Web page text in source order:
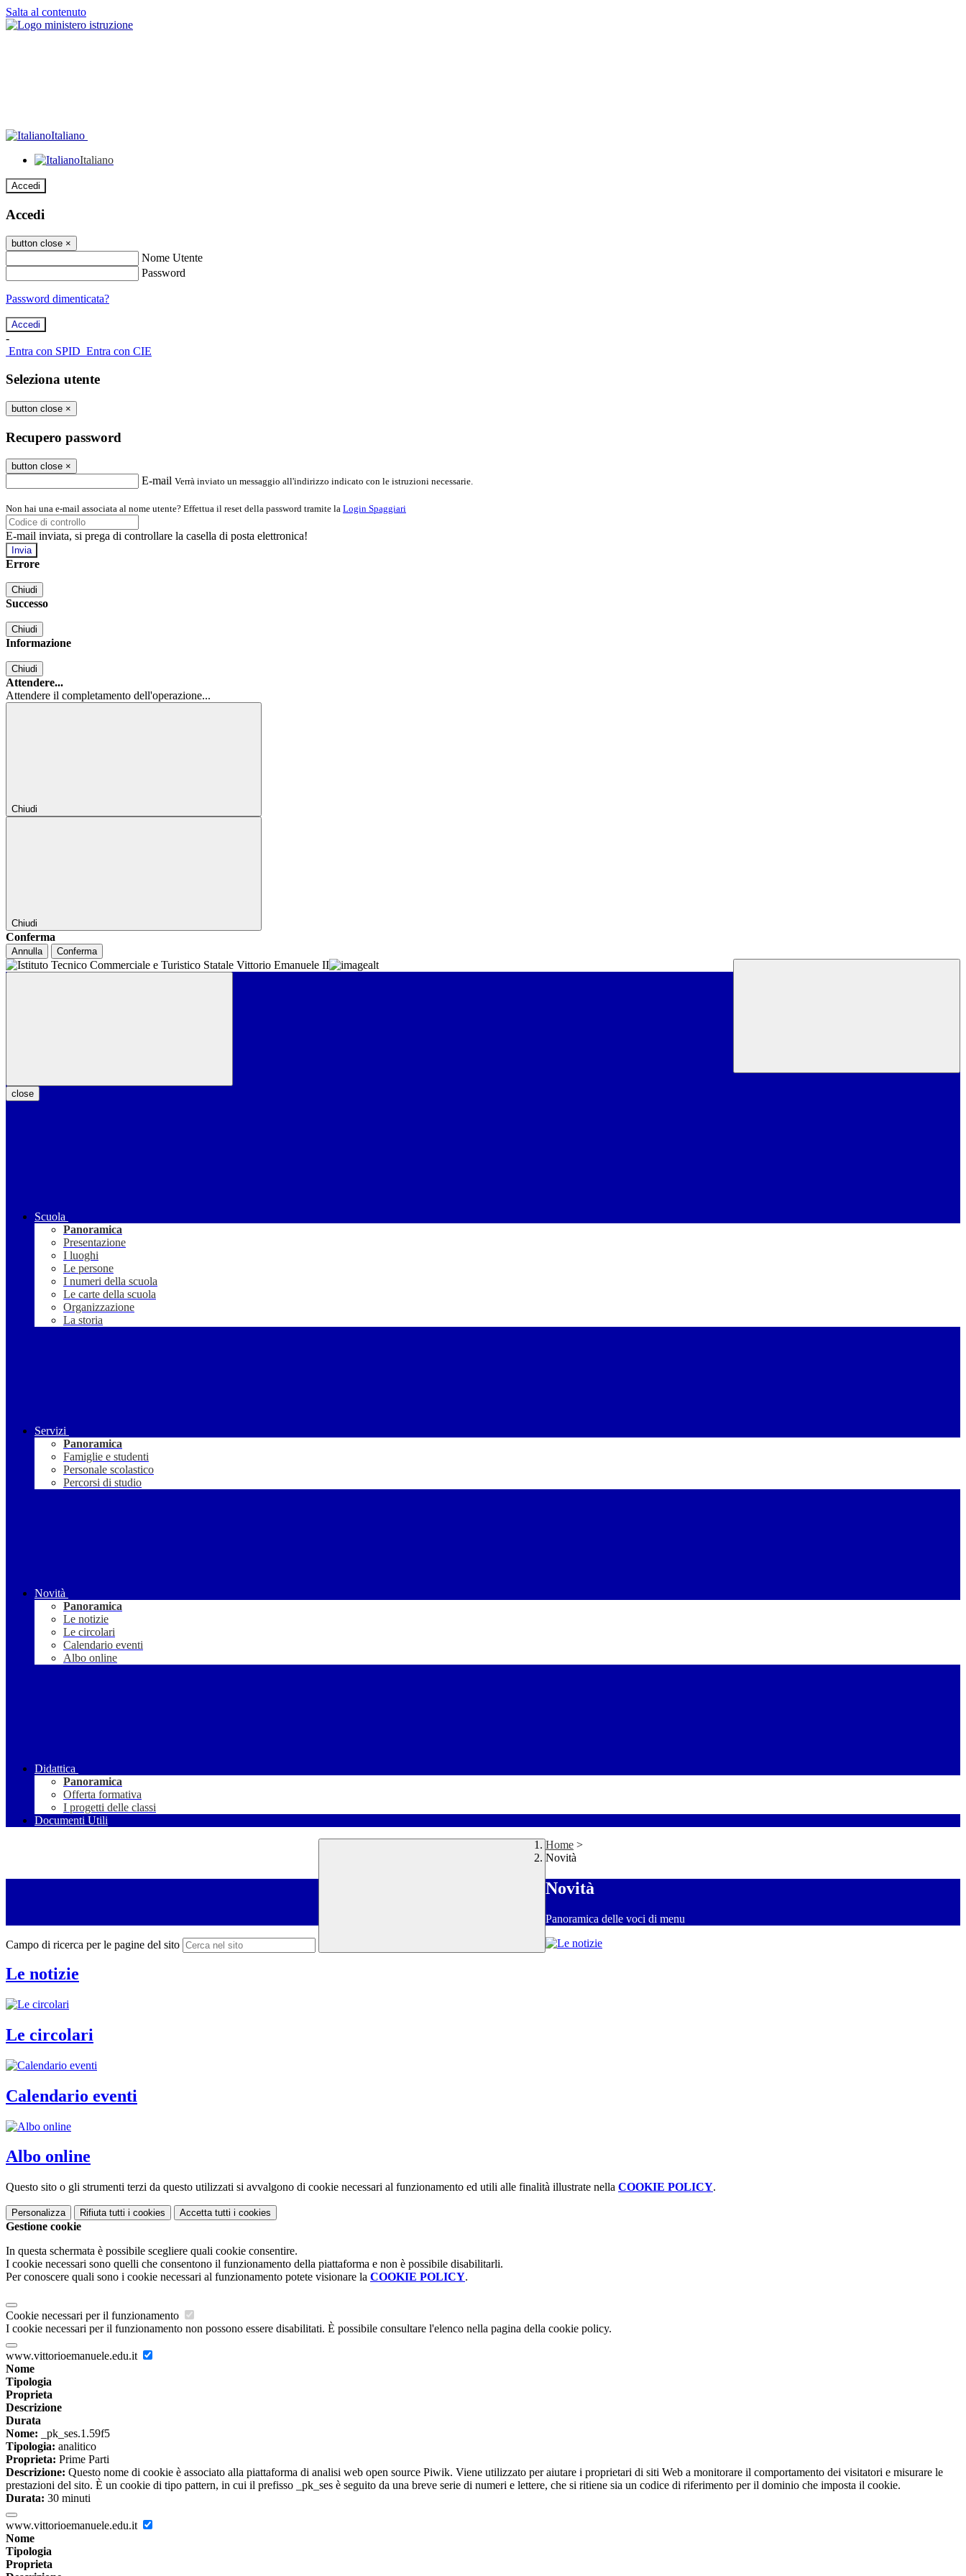
Salta al contenuto
Italiano
Italiano
Accedi
Accedi
button close ×
Nome Utente
Password
Password dimenticata?
-
Entra con SPID Entra con CIE
Seleziona utente
button close ×
Recupero password
button close ×
E-mail Verrà inviato un messaggio all'indirizzo indicato con le istruzioni necessarie.
Non hai una e-mail associata al nome utente? Effettua il reset della password tramite la Login Spaggiari
E-mail inviata, si prega di controllare la casella di posta elettronica!
Errore
Chiudi
Successo
Chiudi
Informazione
Chiudi
Attendere...
Attendere il completamento dell'operazione...
Chiudi
Chiudi
Conferma
Annulla Conferma
close
Scuola
Panoramica
Presentazione
I luoghi
Le persone
I numeri della scuola
Le carte della scuola
Organizzazione
La storia
Servizi
Panoramica
Famiglie e studenti
Personale scolastico
Percorsi di studio
Novità
Panoramica
Le notizie
Le circolari
Calendario eventi
Albo online
Didattica
Panoramica
Offerta formativa
I progetti delle classi
Documenti Utili
Campo di ricerca per le pagine del sito
Home >
Novità
Novità
Panoramica delle voci di menu
Le notizie
Le circolari
Calendario eventi
Albo online
Questo sito o gli strumenti terzi da questo utilizzati si avvalgono di cookie necessari al funzionamento ed utili alle finalità illustrate nella COOKIE POLICY.
Personalizza Rifiuta tutti i cookies Accetta tutti i cookies
Gestione cookie
In questa schermata è possibile scegliere quali cookie consentire.
I cookie necessari sono quelli che consentono il funzionamento della piattaforma e non è possibile disabilitarli.
Per conoscere quali sono i cookie necessari al funzionamento potete visionare la COOKIE POLICY.
Cookie necessari per il funzionamento
I cookie necessari per il funzionamento non possono essere disabilitati. È possibile consultare l'elenco nella pagina della cookie policy.
www.vittorioemanuele.edu.it
Nome
Tipologia
Proprieta
Descrizione
Durata
Nome: _pk_ses.1.59f5
Tipologia: analitico
Proprieta: Prime Parti
Descrizione: Questo nome di cookie è associato alla piattaforma di analisi web open source Piwik. Viene utilizzato per aiutare i proprietari di siti Web a monitorare il comportamento dei visitatori e misurare le
prestazioni del sito. È un cookie di tipo pattern, in cui il prefisso _pk_ses è seguito da una breve serie di numeri e lettere, che si ritiene sia un codice di riferimento per il dominio che imposta il cookie.
Durata: 30 minuti
www.vittorioemanuele.edu.it
Nome
Tipologia
Proprieta